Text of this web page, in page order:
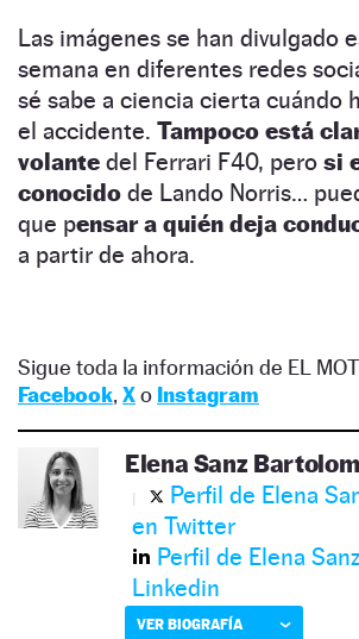
Las imágenes se han divulgado
semana en diferentes redes
sé sabe a ciencia cierta cuándo
el accidente. Tampoco está
volante del Ferrari F40, pero si
conocido de Lando Norris…
que pensar a quién deja
a partir de ahora.
Sigue toda la información de EL
Facebook, Xo Instagram
Elena Sanz
Perfil de Elena
en Twitter
Perfil de Elena
Linkedin
VER BIOGRAFÍA